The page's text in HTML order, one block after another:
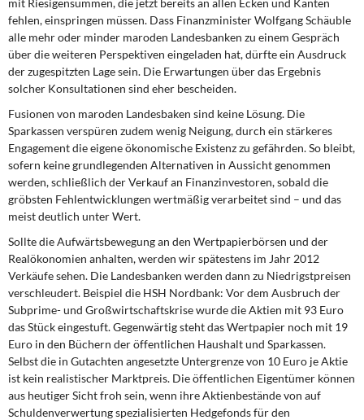
mit Riesigensummen, die jetzt bereits an allen Ecken und Kanten
fehlen, einspringen müssen. Dass Finanzminister Wolfgang Schäuble
alle mehr oder minder maroden Landesbanken zu einem Gespräch
über die weiteren Perspektiven eingeladen hat, dürfte ein Ausdruck
der zugespitzten Lage sein. Die Erwartungen über das Ergebnis
solcher Konsultationen sind eher bescheiden.
Fusionen von maroden Landesbaken sind keine Lösung. Die
Sparkassen verspüren zudem wenig Neigung, durch ein stärkeres
Engagement die eigene ökonomische Existenz zu gefährden. So bleibt,
sofern keine grundlegenden Alternativen in Aussicht genommen
werden, schließlich der Verkauf an Finanzinvestoren, sobald die
gröbsten Fehlentwicklungen wertmäßig verarbeitet sind – und das
meist deutlich unter Wert.
Sollte die Aufwärtsbewegungan den Wertpapierbörsen und der
Realökonomien anhalten, werden wir spätestens im Jahr 2012
Verkäufe sehen. Die Landesbanken werden dann zu Niedrigstpreisen
verschleudert. Beispiel die HSH Nordbank: Vor dem Ausbruch der
Subprime- und Großwirtschaftskrise wurde die Aktien mit 93 Euro
das Stück eingestuft. Gegenwärtig steht das Wertpapier noch mit 19
Euro in den Büchern der öffentlichen Haushalt und Sparkassen.
Selbst die in Gutachten angesetzte Untergrenze von 10 Euro je Aktie
ist kein realistischer Marktpreis. Die öffentlichen Eigentümer können
aus heutiger Sicht froh sein, wenn ihre Aktienbestände von auf
Schuldenverwertung spezialisierten Hedgefonds für den